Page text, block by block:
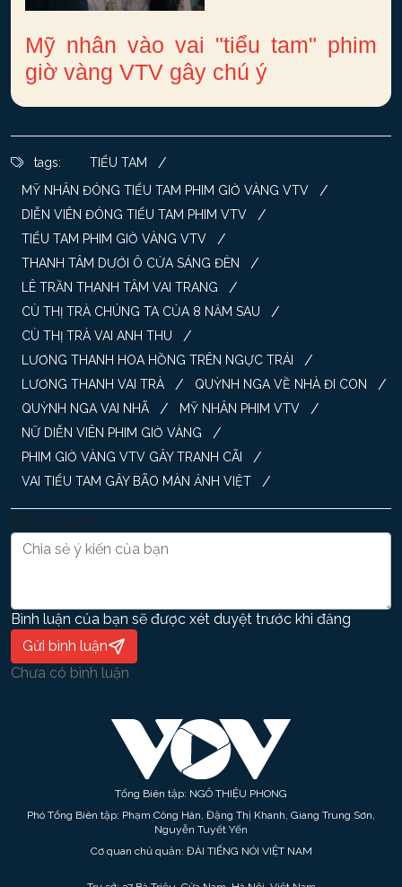
Mỹ nhân vào vai "tiểu tam" phim
giờ vàng VTV gây chú ý
tags: TIỂU TAM /
MỸ NHÂN ĐÓNG TIỂU TAM PHIM GIỜ VÀNG VTV /
DIỄN VIÊN ĐÓNG TIỂU TAM PHIM VTV /
TIỂU TAM PHIM GIỜ VÀNG VTV /
THANH TÂM DƯỚI Ô CỬA SÁNG ĐÈN /
LÊ TRẦN THANH TÂM VAI TRANG /
CÙ THỊ TRÀ CHÚNG TA CỦA 8 NĂM SAU /
CÙ THỊ TRÀ VAI ANH THU /
LƯƠNG THANH HOA HỒNG TRÊN NGỰC TRÁI /
LƯƠNG THANH VAI TRÀ / QUỲNH NGA VỀ NHÀ ĐI CON /
QUỲNH NGA VAI NHÃ / MỸ NHÂN PHIM VTV /
NỮ DIỄN VIÊN PHIM GIỜ VÀNG /
PHIM GIỜ VÀNG VTV GÂY TRANH CÃI /
VAI TIỂU TAM GÂY BÃO MÀN ẢNH VIỆT /
Bình luận
Bình luận của bạn sẽ được xét duyệt trước khi đăng
Gửi bình luận
Chưa có bình luận
Tổng Biên tập: NGÔ THIỆU PHONG
Phó Tổng Biên tập: Phạm Công Hân, Đặng Thị Khanh, Giang Trung Sơn,
Nguyễn Tuyết Yến
Cơ quan chủ quản: ĐÀI TIẾNG NÓI VIỆT NAM